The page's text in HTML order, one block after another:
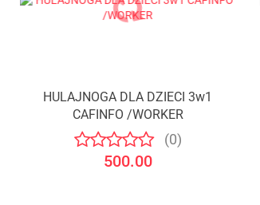
HULAJNOGA DLA DZIECI 3w1
CAFINFO /WORKER
(0)
500.00